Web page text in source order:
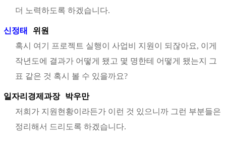
더 노력하도록 하겠습니다.
신정태
위원
혹시 여기 프로젝트 실행이 사업비 지원이 되잖아요, 이게
작년도에 결과가 어떻게 됐고 몇 명한테 어떻게 됐는지 그
표 같은 것 혹시 볼 수 있을까요?
일자리경제과장
박우만
저희가 지원현황이라든가 이런 것 있으니까 그런 부분들은
정리해서 드리도록 하겠습니다.